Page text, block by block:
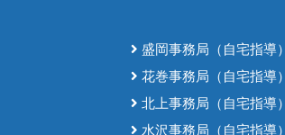
盛岡事務局（自宅指導）
花巻事務局（自宅指導）
北上事務局（自宅指導）
水沢事務局（自宅指導）